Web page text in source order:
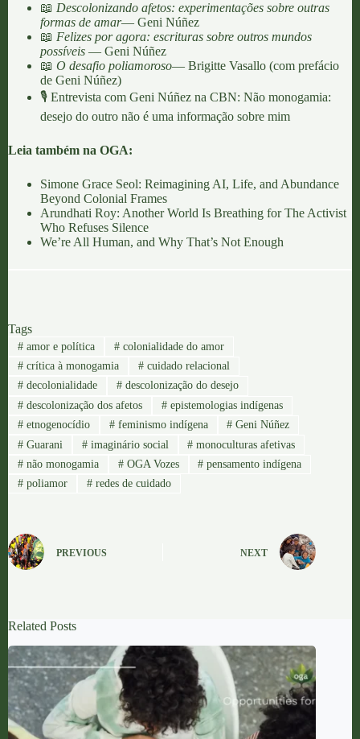
📖 Descolonizando afetos: experimentações sobre outras
formas de amar— Geni Núñez
📖 Felizes por agora: escrituras sobre outros mundos
possíveis — Geni Núñez
📖 O desafio poliamoroso— Brigitte Vasallo (com prefácio
de Geni Núñez)
🎙️ Entrevista com Geni Núñez na CBN: Não monogamia:
desejo do outro não é uma informação sobre mim
Leia também na OGA:
Simone Grace Seol: Reimagining AI, Life, and Abundance
Beyond Colonial Frames
Arundhati Roy: Another World Is Breathing for The Activist
Who Refuses Silence
We’re All Human, and Why That’s Not Enough
Tags
#amor e política #colonialidade do amor
#crítica à monogamia #cuidado relacional
#decolonialidade #descolonização do desejo
#descolonização dos afetos #epistemologias indígenas
#etnogenocídio #feminismo indígena # Geni Núñez
#Guarani #imaginário social # monoculturas afetivas
#não monogamia #OGA Vozes # pensamento indígena
#poliamor #redes de cuidado
PREVIOUS NEXT
Related Posts